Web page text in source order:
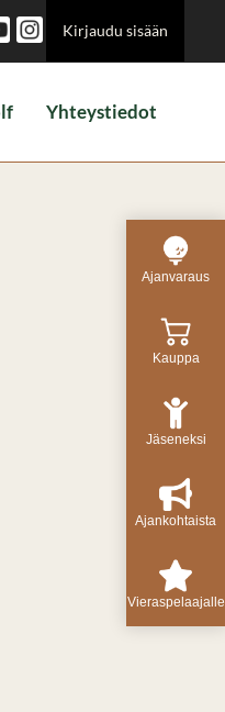
Kirjaudu sisään
Yhteystiedot
Ajanvaraus
Kauppa
Jäseneksi
Ajankohtaista
Vieraspelaajalle